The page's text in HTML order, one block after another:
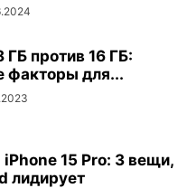
ГБ против 16 ГБ:
для...
15 Pro: 3 вещи,
лидирует